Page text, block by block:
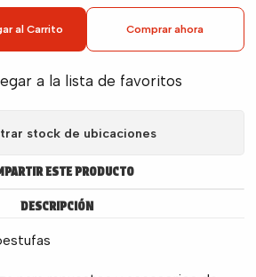
al Carrito Comprar ahora
a la lista de favoritos
stock de ubicaciones
ESTE PRODUCTO
DESCRIPCIÓN